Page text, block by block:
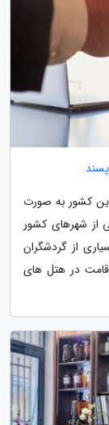
کشور به صورت
از شهرهای کشور
از گردشگران
در هتل های